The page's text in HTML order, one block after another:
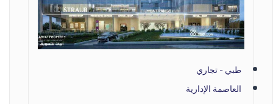
طبي - تجاري
العاصمة الإدارية